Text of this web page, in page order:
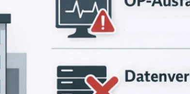
Das Unwahrscheinliche
mitdenken
Bundesrat stimmt dem KRITIS-
Dachgesetz zu – wichtiger
Schritt, aber offene Fragen
bleiben